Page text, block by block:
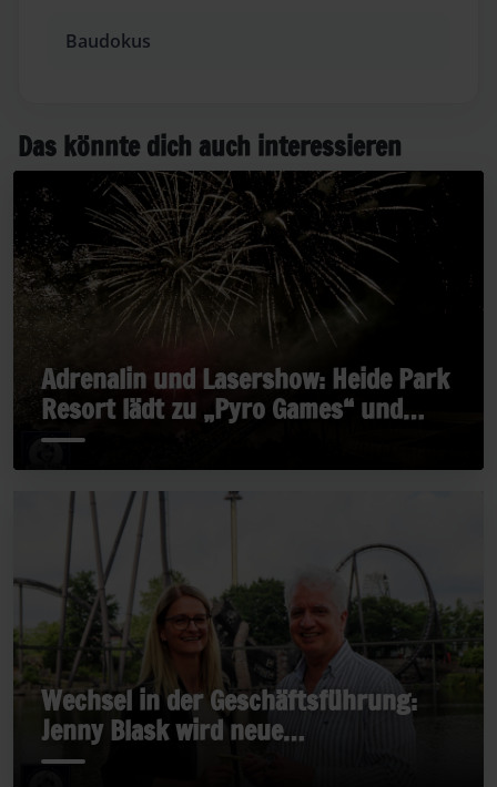
Baudokus
Das könnte dich auch interessieren
Adrenalin und Lasershow: Heide Park
Resort lädt zu „Pyro Games“ und
„Late Rides“
Wechsel in der Geschäftsführung:
Jenny Blask wird neue
Geschäftsführerin